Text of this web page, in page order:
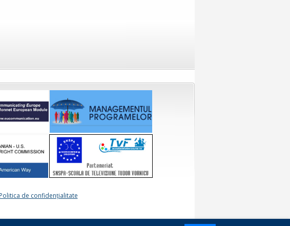
Politica de confidenţialitate